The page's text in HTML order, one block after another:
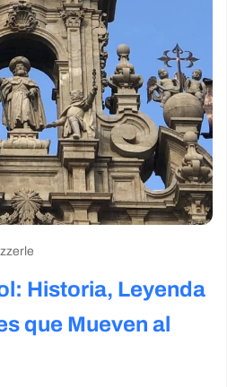
Historia, Leyenda
que Mueven al